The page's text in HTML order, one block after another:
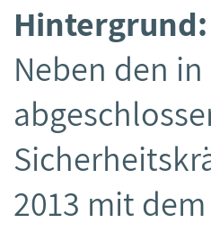
Hintergrund:
Neben den
2013 mit